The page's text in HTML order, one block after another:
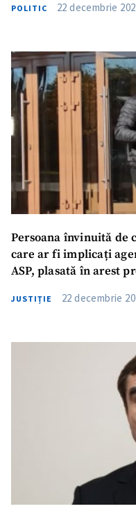
POLITIC 22 decembrie
Persoana învinuită de
care ar fi implicați
ASP, plasată în arest
JUSTIȚIE 22 decembrie